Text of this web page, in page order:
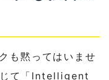
も黙ってはいませ
じて「Intelligent